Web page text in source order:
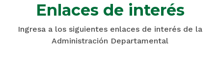
Enlaces de interés
Ingresa a los siguientes enlaces de interés de la
Administración Departamental